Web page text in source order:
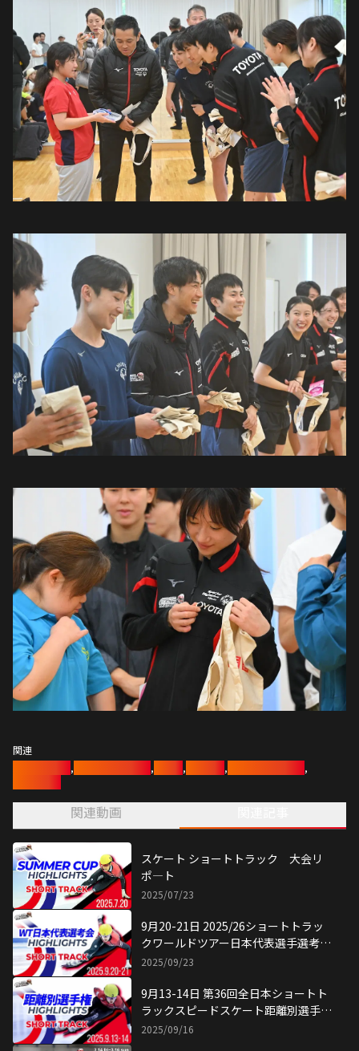
関連
, , , ,
,
関連動画
スケート ショートトラック 大会リ
ポ―ト
2025/07/23
9月20-21日 2025/26ショートトラッ
クワールドツアー日本代表選手選考競
技会 ハイライト
2025/09/23
9月13-14日 第36回全日本ショートト
ラックスピードスケート距離別選手権
大会 ハイライト
2025/09/16